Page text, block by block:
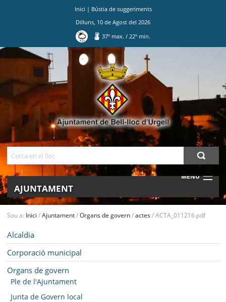
Inici | Bústia de suggeriments
Dilluns 10 de Agost del 2026
37º max./ 22º min.
MENU
AJUNTAMENT
SEU ELECTRÒNICA
BELL-LLOC SOLUCIONA
Sou a: Inici /Ajuntament/Organs de govern/actes/ACTA_011216.pdf
Alcaldia
Corporació municipal
Organs de govern
Ple de l'Ajuntament
Junta de Govern local